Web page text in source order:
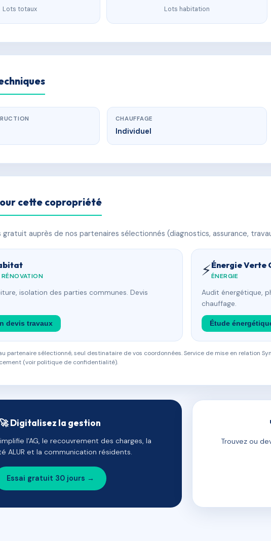
Lots totaux Lots habitation
CHAUFFAGE
Individuel
cette copropriété
auprès de nos partenaires sélectionnés (diagnostics, assurance,
isolation des parties communes. Devis
devis travaux
⚡Énergie Verte
ÉNERGIE
Audit énergétique,
chauffage.
Étude
partenaire sélectionné, seul destinataire de vos coordonnées. Service de mise en relation
(voir politique de confidentialité).
🚀 Digitalisez la gestion
l'AG, le recouvrement des charges, la
ALUR et la communication résidents.
Essai gratuit 30 jours →
Trouvez ou